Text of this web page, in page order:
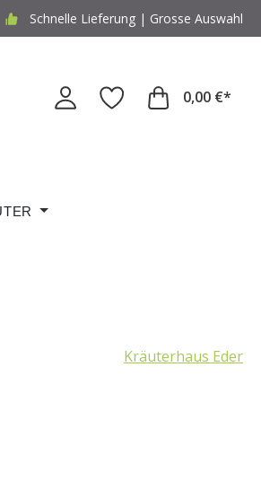
Schnelle Lieferung | Grosse Auswahl
0,00 €*
Kräuterhaus Eder